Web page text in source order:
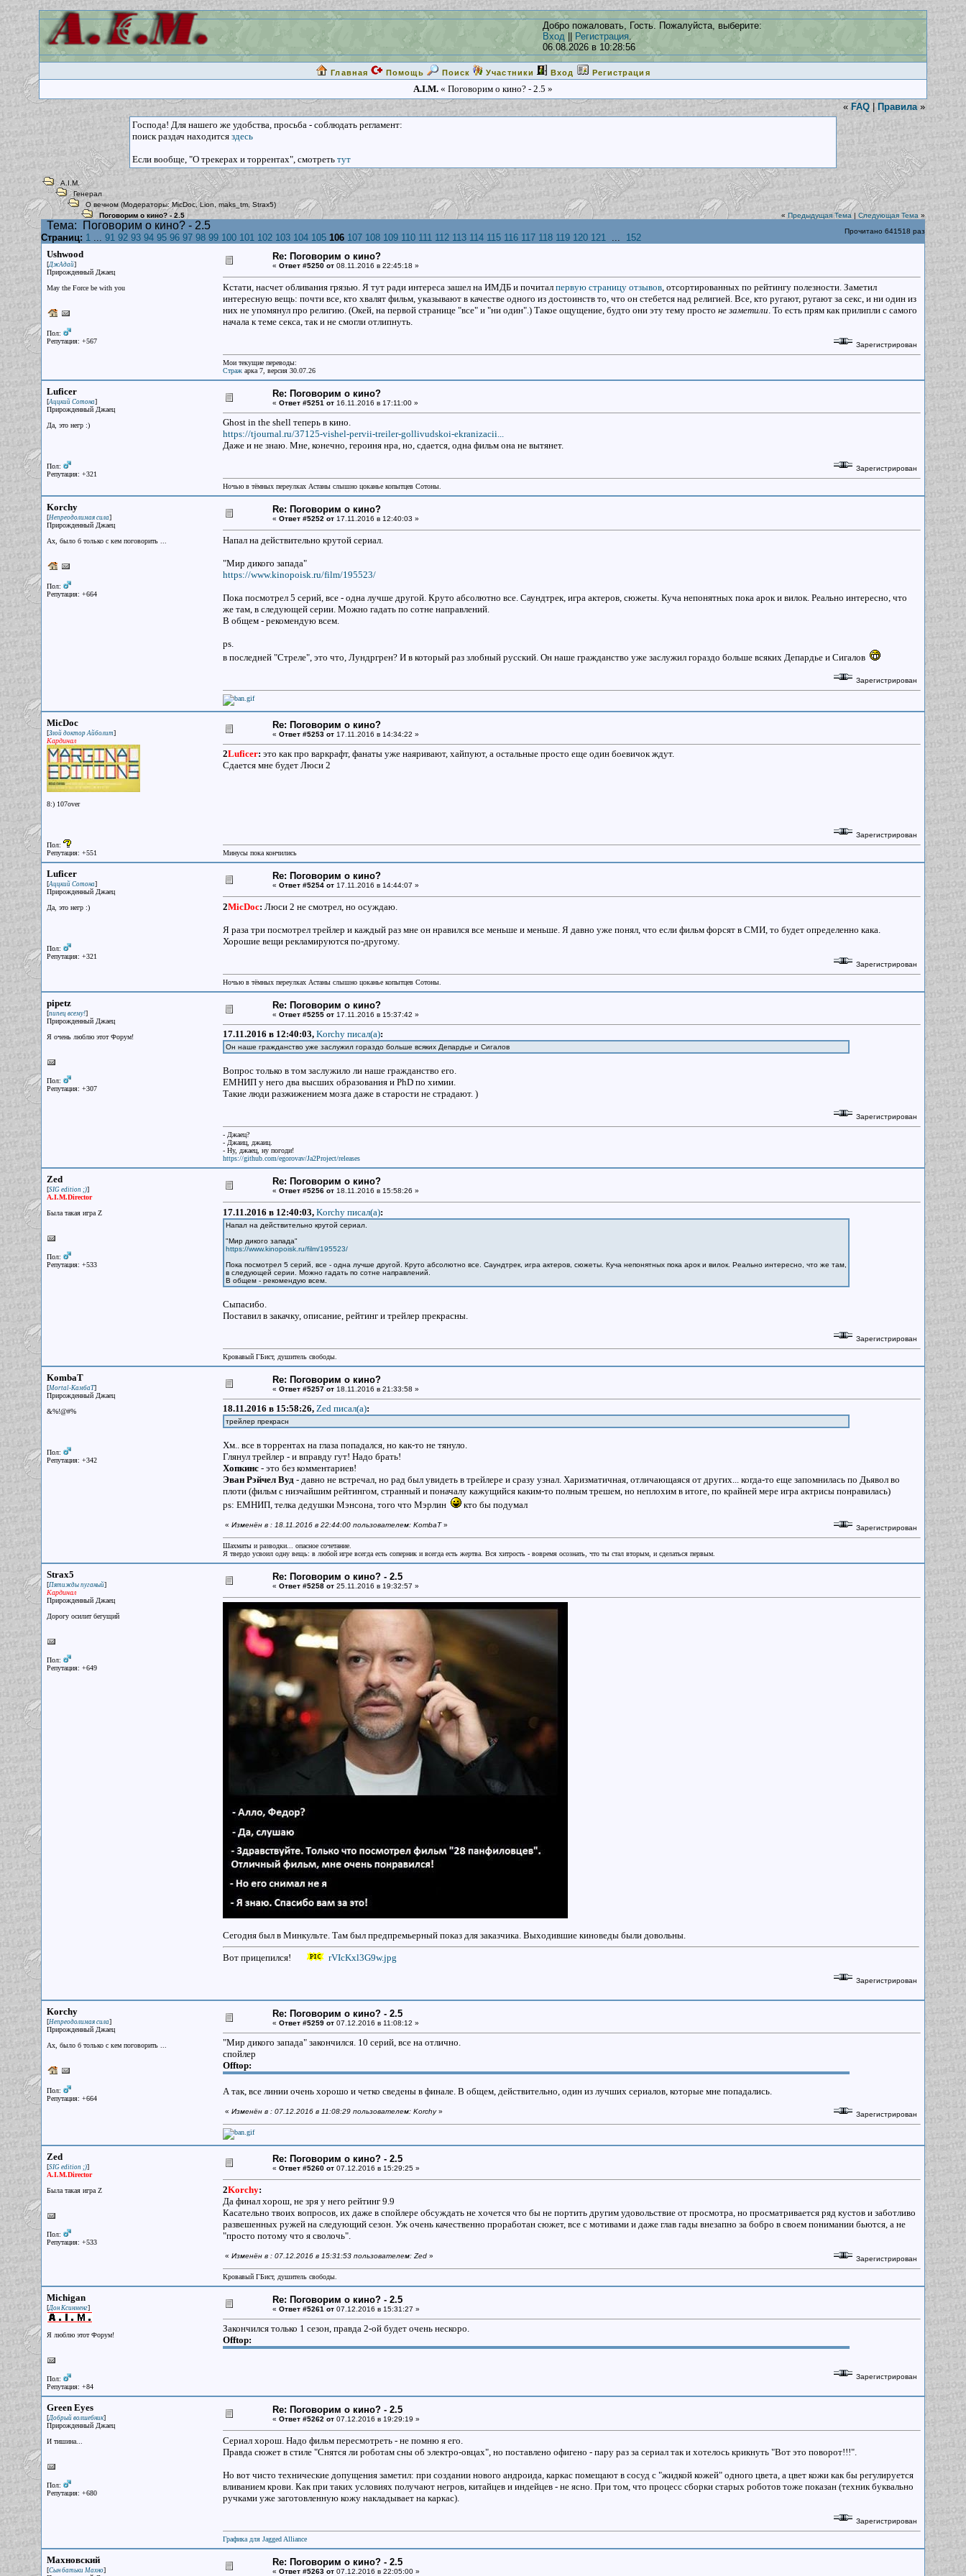
Добро пожаловать, Гость. Пожалуйста, выберите:
Вход
Регистрация.
06.08.2026 в 10:28:56
Главная Помощь Поиск Участники Вход Регистрация
A.I.M. « Поговорим о кино? - 2.5 »
« FAQ | Правила »
Господа! Для нашего же удобства, просьба - соблюдать регламент:
поиск раздач находится здесь
Если вообще, "О трекерах и торрентах", смотреть тут
A.I.M.
Генерал
О вечном (Модераторы: MicDoc,Lion maks_tm Strax5)
Поговорим о кино? - 2.5
« Предыдущая Тема | Следующая Тема »
Тема: Поговорим о кино? - 2.5
Страниц: 1 ... 91 92 93 94 95 96 97 98 99 100 101 102 103 104 105 106 107 108 109 110 111 112 113 114 115 116 117 118 119 120 121 ... 152
Прочитано 641518 раз
Ushwood
[ДжАдай]
Прирожденный Джаец
May the Force be with you
Пол:
Репутация: +567
Re: Поговорим о кино?
« Ответ #5250 от 08.11.2016 в 22:45:18 »
Кстати, насчет обливания грязью. Я тут ради интереса зашел на ИМДБ и почитал первую страницу отзывов, отсортированных по рейтингу полезности. Заметил
интересную вещь: почти все, кто хвалят фильм, указывают в качестве одного из достоинств то, что он стебется над религией. Все, кто ругают, ругают за секс, и ни один из
них не упомянул про религию. (Окей, на первой странице "все" и "ни один".) Такое ощущение, будто они эту тему просто не заметили. То есть прям как прилипли с самого
начала к теме секса, так и не смогли отлипнуть.
Зарегистрирован
Мои текущие переводы:
Страж арка 7, версия 30.07.26
Luficer
[Аццкий Сотона]
Прирожденный Джаец
Да, это негр :)
Пол:
Репутация: +321
Re: Поговорим о кино?
« Ответ #5251 от 16.11.2016 в 17:11:00 »
Ghost in the shell теперь в кино.
https://tjournal.ru/37125-vishel-pervii-treiler-gollivudskoi-ekranizacii...
Даже и не знаю. Мне, конечно, героиня нра, но, сдается, одна фильм она не вытянет.
Зарегистрирован
Ночью в тёмных переулках Астаны слышно цоканье копытцев Сотоны.
Korchy
[Непреодолимая сила]
Прирожденный Джаец
Ах, было б только с кем поговорить ...
Пол:
Репутация: +664
Re: Поговорим о кино?
« Ответ #5252 от 17.11.2016 в 12:40:03 »
Напал на действительно крутой сериал.
"Мир дикого запада"
https://www.kinopoisk.ru/film/195523/
Пока посмотрел 5 серий, все - одна лучше другой. Круто абсолютно все. Саундтрек, игра актеров, сюжеты. Куча непонятных пока арок и вилок. Реально интересно, что
же там, в следующей серии. Можно гадать по сотне направлений.
В общем - рекомендую всем.
ps.
в последней "Стреле", это что, Лундргрен? И в который раз злобный русский. Он наше гражданство уже заслужил гораздо больше всяких Депардье и Сигалов
Зарегистрирован
MicDoc
[Злой доктор Айболит]
Кардинал
8:) 107over
Пол:
Репутация: +551
Re: Поговорим о кино?
« Ответ #5253 от 17.11.2016 в 14:34:22 »
2Luficer: это как про варкрафт, фанаты уже наяривают, хайпуют, а остальные просто еще один боевичок ждут.
Сдается мне будет Люси 2
Зарегистрирован
Минусы пока кончились
Luficer
[Аццкий Сотона]
Прирожденный Джаец
Да, это негр :)
Пол:
Репутация: +321
Re: Поговорим о кино?
« Ответ #5254 от 17.11.2016 в 14:44:07 »
2MicDoc: Люси 2 не смотрел, но осуждаю.
Я раза три посмотрел трейлер и каждый раз мне он нравился все меньше и меньше. Я давно уже понял, что если фильм форсят в СМИ, то будет определенно кака.
Хорошие вещи рекламируются по-другому.
Зарегистрирован
Ночью в тёмных переулках Астаны слышно цоканье копытцев Сотоны.
pipetz
[пипец всему!]
Прирожденный Джаец
Я очень люблю этот Форум!
Пол:
Репутация: +307
Re: Поговорим о кино?
« Ответ #5255 от 17.11.2016 в 15:37:42 »
17.11.2016 в 12:40:03, Korchy писал(a):
Он наше гражданство уже заслужил гораздо больше всяких Депардье и Сигалов
Вопрос только в том заслужило ли наше гражданство его.
ЕМНИП у него два высших образования и PhD по химии.
Такие люди разжижением мозга даже в старости не страдают. )
Зарегистрирован
- Джаец?
- Джаиц, джаиц.
- Ну, джаец, ну погоди!
https://github.com/egorovav/Ja2Project/releases
Zed
[SIG edition ;)]
A.I.M.Director
Была такая игра Z
Пол:
Репутация: +533
Re: Поговорим о кино?
« Ответ #5256 от 18.11.2016 в 15:58:26 »
17.11.2016 в 12:40:03, Korchy писал(a):
Напал на действительно крутой сериал.
"Мир дикого запада"
https://www.kinopoisk.ru/film/195523/
Пока посмотрел 5 серий, все - одна лучше другой. Круто абсолютно все. Саундтрек, игра актеров, сюжеты. Куча непонятных пока арок и вилок. Реально интересно, что же там,
в следующей серии. Можно гадать по сотне направлений.
В общем - рекомендую всем.
Сыпасибо.
Поставил в закачку, описание, рейтинг и трейлер прекрасны.
Зарегистрирован
Кровавый ГБист, душитель свободы.
KombaT
[Mortal-КамбаТ]
Прирожденный Джаец
&%!@#%
Пол:
Репутация: +342
Re: Поговорим о кино?
« Ответ #5257 от 18.11.2016 в 21:33:58 »
18.11.2016 в 15:58:26, Zed писал(a):
трейлер прекрасн
Хм.. все в торрентах на глаза попадался, но как-то не тянуло.
Глянул трейлер - и вправду гут! Надо брать!
Хопкинс - это без комментариев!
Эван Рэйчел Вуд - давно не встречал, но рад был увидеть в трейлере и сразу узнал. Харизматичная, отличающаяся от других... когда-то еще запомнилась по Дьявол во
плоти (фильм с низчайшим рейтингом, странный и поначалу кажущийся каким-то полным трешем, но неплохим в итоге, по крайней мере игра актрисы понравилась)
ps: ЕМНИП, телка дедушки Мэнсона, того что Мэрлин
кто бы подумал
« Изменён в : 18.11.2016 в 22:44:00 пользователем: KombaT» Зарегистрирован
Шахматы и разводки... опасное сочетание.
Я твердо усвоил одну вещь: в любой игре всегда есть соперник и всегда есть жертва. Вся хитрость - вовремя осознать, что ты стал вторым, и сделаться первым.
Strax5
[Пятижды пуганый]
Кардинал
Прирожденный Джаец
Дорогу осилит бегущий
Пол:
Репутация: +649
Re: Поговорим о кино? - 2.5
« Ответ #5258 от 25.11.2016 в 19:32:57 »
Сегодня был в Минкульте. Там был предпремьерный показ для заказчика. Выходившие киноведы были довольны.
Вот прицепился! rVIcKxl3G9w.jpg
Зарегистрирован
Korchy
[Непреодолимая сила]
Прирожденный Джаец
Ах, было б только с кем поговорить ...
Пол:
Репутация: +664
Re: Поговорим о кино? - 2.5
« Ответ #5259 от 07.12.2016 в 11:08:12 »
"Мир дикого запада" закончился. 10 серий, все на отлично.
спойлер
Offtop:
А так, все линии очень хорошо и четко сведены в финале. В общем, действительно, один из лучших сериалов, которые мне попадались.
« Изменён в : 07.12.2016 в 11:08:29 пользователем: Korchy» Зарегистрирован
Zed
[SIG edition ;)]
A.I.M.Director
Была такая игра Z
Пол:
Репутация: +533
Re: Поговорим о кино? - 2.5
« Ответ #5260 от 07.12.2016 в 15:29:25 »
2Korchy:
Да финал хорош, не зря у него рейтинг 9.9
Касательно твоих вопросов, их даже в спойлере обсуждать не хочется что бы не портить другим удовольствие от просмотра, но просматривается ряд кустов и заботливо
развешенных ружей на следующий сезон. Уж очень качественно проработан сюжет, все с мотивами и даже глав гады внезапно за бобро в своем понимании бьются, а не
"просто потому что я сволочь".
« Изменён в : 07.12.2016 в 15:31:53 пользователем: Zed » Зарегистрирован
Кровавый ГБист, душитель свободы.
Michigan
[Дон Ксинменг]
Я люблю этот Форум!
Пол:
Репутация: +84
Re: Поговорим о кино? - 2.5
« Ответ #5261 от 07.12.2016 в 15:31:27 »
Закончился только 1 сезон, правда 2-ой будет очень нескоро.
Offtop:
Зарегистрирован
Green Eyes
[Добрый волшебник]
Прирожденный Джаец
И тишина...
Пол:
Репутация: +680
Re: Поговорим о кино? - 2.5
« Ответ #5262 от 07.12.2016 в 19:29:19 »
Сериал хорош. Надо фильм пересмотреть - не помню я его.
Правда сюжет в стиле "Снятся ли роботам сны об электро-овцах", но поставлено офигено - пару раз за сериал так и хотелось крикнуть "Вот это поворот!!!".
Но вот чисто технические допущения заметил: при создании нового андроида, каркас помещают в сосуд с "жидкой кожей" одного цвета, а цвет кожи как бы регулируется
вливанием крови. Как при таких условиях получают негров, китайцев и индейцев - не ясно. При том, что процесс сборки старых роботов тоже показан (техник буквально
ручками уже заготовленную кожу накладывает на каркас).
Зарегистрирован
Графика для Jagged Alliance
Махновский
[Сын батьки Махно]
Re: Поговорим о кино? - 2.5
« Ответ #5263 от 07.12.2016 в 22:05:00 »